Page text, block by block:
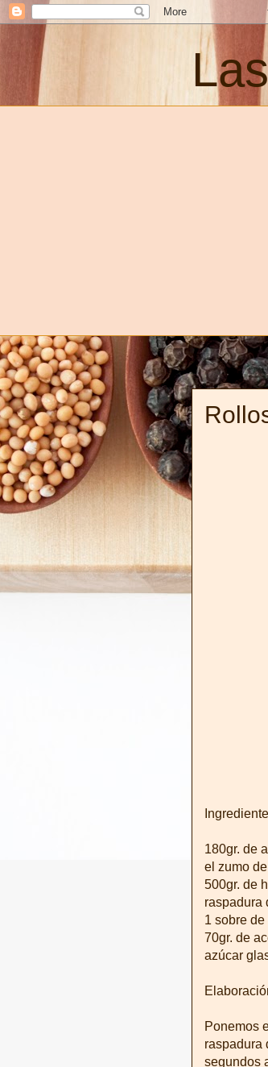
180gr. de
el zumo
500gr. de
raspadura
1 sobre
70gr. de
azúcar
Ponemos
raspadura
segundos